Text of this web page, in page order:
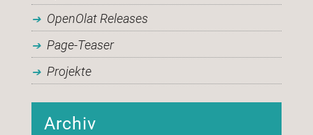
OpenOlat Releases
Page-Teaser
Projekte
Archiv